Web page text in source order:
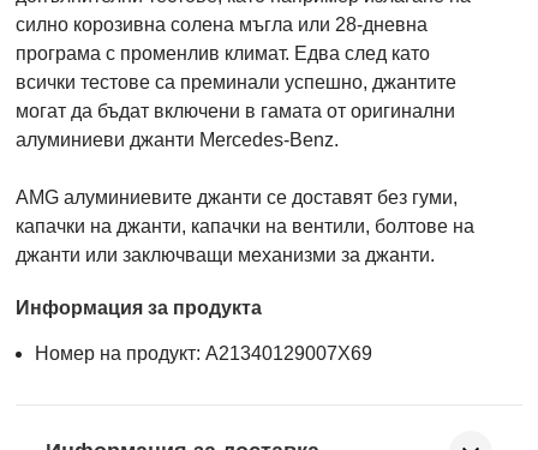
силно корозивна солена мъгла или 28-дневна
програма с променлив климат. Едва след като
всички тестове са преминали успешно, джантите
могат да бъдат включени в гамата от оригинални
алуминиеви джанти Mercedes-Benz.
AMG алуминиевите джанти се доставят без гуми,
капачки на джанти, капачки на вентили, болтове на
джанти или заключващи механизми за джанти.
Информация за продукта
Номер на продукт: A21340129007X69